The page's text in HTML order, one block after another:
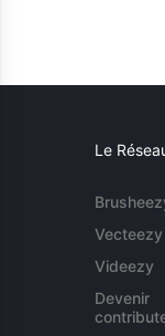
Le
Vecteezy
Videezy
Devenir